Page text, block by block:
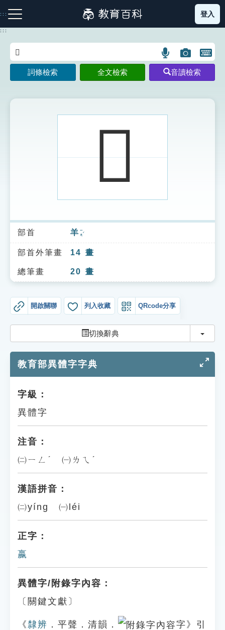
到
主
:::
注音索引圖示 筆畫索引圖示 部首索引表圖示
索引選單
知識索引
單字索引
貓頭鷹博士
登入
:::
語
言
搜
示
圖
片
搜
開
鍵
圖
詞條檢索 全文檢索 音讀檢索
𦏝
部首 羊 ㄧㄤˊ
部首外筆畫 14 畫
總筆畫 20 畫
開啟關聯 列入收藏 QRcode分享
切換辭典 切換
教育部異體字字典
字級：
異體字
注音：
㈡ㄧㄥˊ ㈠ㄌㄟˊ
漢語拼音：
㈡yíng ㈠léi
正字：
嬴
異體字/附錄字內容：
〔關鍵文獻〕
《隸辨 ．平聲．清韻．
字》引